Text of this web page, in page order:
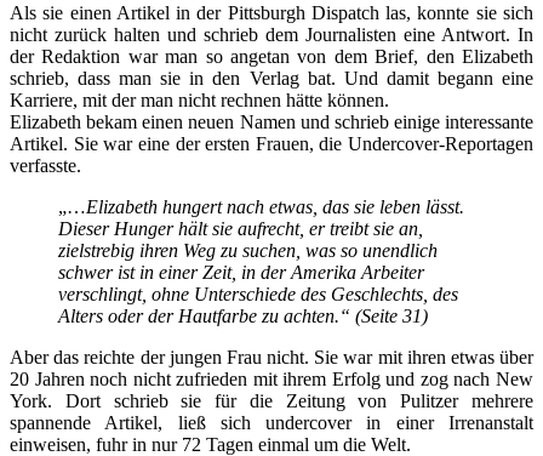
Als sie einen Artikel in der Pittsburgh Dispatch las, konnte sie sich
nicht zurück halten und schrieb dem Journalisten eine Antwort. In
der Redaktion war man so angetan von dem Brief, den Elizabeth
schrieb, dass man sie in den Verlag bat. Und damit begann eine
Karriere, mit der man nicht rechnen hätte können.
Elizabeth bekam einen neuen Namen und schrieb einige interessante
Artikel. Sie war eine der ersten Frauen, die Undercover-Reportagen
verfasste.
„…Elizabeth hungert nach etwas, das sie leben lässt.
Dieser Hunger hält sie aufrecht, er treibt sie an,
zielstrebig ihren Weg zu suchen, was so unendlich
schwer ist in einer Zeit, in der Amerika Arbeiter
verschlingt, ohne Unterschiede des Geschlechts, des
Alters oder der Hautfarbe zu achten.“ (Seite 31)
Aber das reichte der jungen Frau nicht. Sie war mit ihren etwas über
20 Jahren noch nicht zufrieden mit ihrem Erfolg und zog nach New
York. Dort schrieb sie für die Zeitung von Pulitzer mehrere
spannende Artikel, ließ sich undercover in einer Irrenanstalt
einweisen, fuhr in nur 72 Tagen einmal um die Welt.